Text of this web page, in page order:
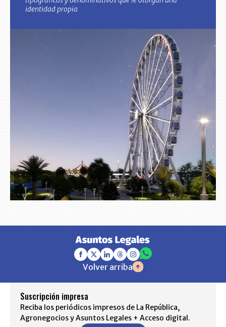
identidad propia
Volver arriba
Suscripción impresa
Reciba los periódicos impresos de La República,
Agronegocios y Asuntos Legales + Acceso digital.